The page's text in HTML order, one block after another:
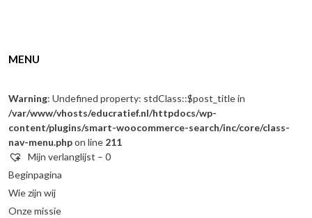
MENU
Warning: Undefined property: stdClass::$post_title in
/var/www/vhosts/educratief.nl/httpdocs/wp-
content/plugins/smart-woocommerce-search/inc/core/class-
nav-menu.phpon line 211
Mijn verlanglijst – 0
Beginpagina
Wie zijn wij
Onze missie